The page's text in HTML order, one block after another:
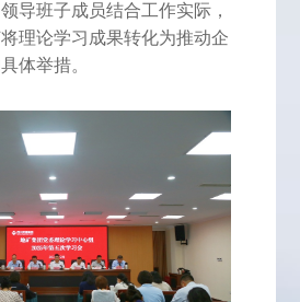
领导班子成员结合工作实际，
理论学习成果转化为推动企
体举措。